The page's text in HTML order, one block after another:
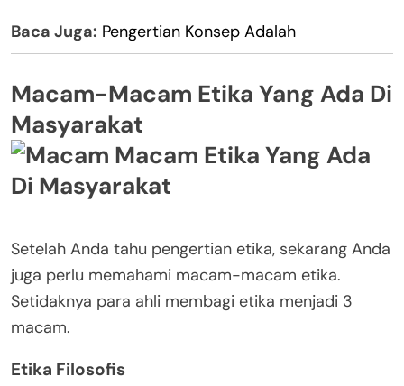
Baca Juga: Pengertian Konsep Adalah
Macam-Macam Etika Yang Ada Di
Masyarakat
Setelah Anda tahu pengertian etika, sekarang Anda
juga perlu memahami macam-macam etika.
Setidaknya para ahli membagi etika menjadi 3
macam.
Etika Filosofis